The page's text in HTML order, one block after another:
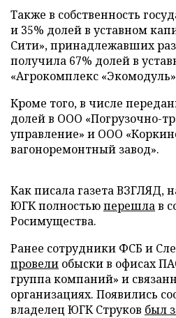
Также в собственность
и 35% долей в уставном
Сити», принадлежавших
получила 67% долей в
«Агрокомплекс
Кроме того, в числе
долей в ООО «Погрузочно-
управление» и ООО
вагоноремонтный завод».
Как писала газета ВЗГЛЯД,
ЮГК полностьюперешлав
Росимущества.
Ранее сотрудники ФСБ и
провели обыски в офисах
группа компаний» и
организациях. Появились
владелец ЮГК Струков был